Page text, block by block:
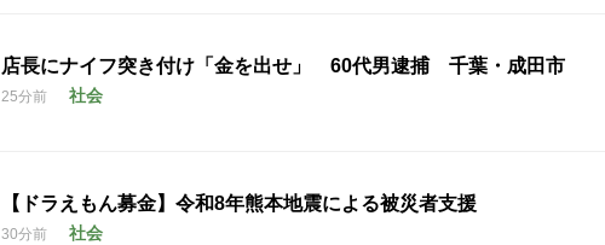
店長にナイフ突き付け「金を出せ」 60代男逮捕 千葉・成田市
25分前 社会
【ドラえもん募金】令和8年熊本地震による被災者支援
30分前 社会